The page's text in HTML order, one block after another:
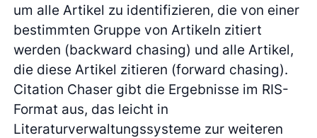
um alle Artikel zu identifizieren, die von einer
bestimmten Gruppe von Artikeln zitiert
werden (backward chasing) und alle Artikel,
die diese Artikel zitieren (forward chasing).
Citation Chaser gibt die Ergebnisse im RIS-
Format aus, das leicht in
Literaturverwaltungssysteme zur weiteren